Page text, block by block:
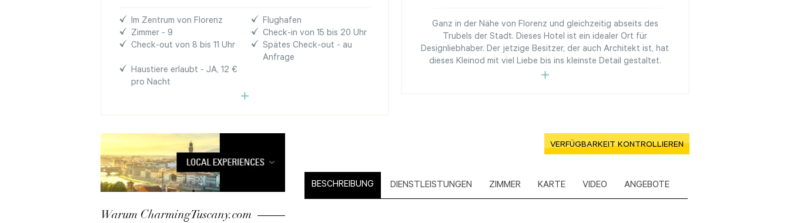
Im Zentrum von Florenz
Flughafen
Zimmer - 9
Check-in von 15 bis 20 Uhr
Check-out von 8 bis 11 Uhr
Spätes Check-out - au
Anfrage
Haustiere erlaubt - JA, 12 €
pro Nacht
Ganz in der Nähe von Florenz und gleichzeitig abseits des
Trubels der Stadt. Dieses Hotel ist ein idealer Ort für
Designliebhaber. Der jetzige Besitzer, der auch Architekt ist, hat
dieses Kleinod mit viel Liebe bis ins kleinste Detail gestaltet.
Warum CharmingTuscany.com
VERFÜGBARKEIT KONTROLLIEREN
BESCHREIBUNG DIENSTLEISTUNGEN ZIMMER KARTE VIDEO ANGEBOTE